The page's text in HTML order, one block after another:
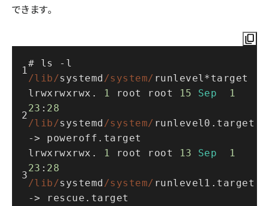
できます。
# ls -
/lib/systemd /system/ runlevel * target
lrwxrwxrwx.
1 root root 15 Sep
1
23 : 28
/lib/systemd /system/ runlevel0.target
-> poweroff.target
lrwxrwxrwx.
1 root root 13 Sep
1
23 : 28
/lib/systemd /system/ runlevel1.target
-> rescue.target